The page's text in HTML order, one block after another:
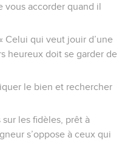
vous accorder quand il
Celui qui veut jouir d’une
heureux doit se garder de
le bien et rechercher
les fidèles, prêt à
s’oppose à ceux qui